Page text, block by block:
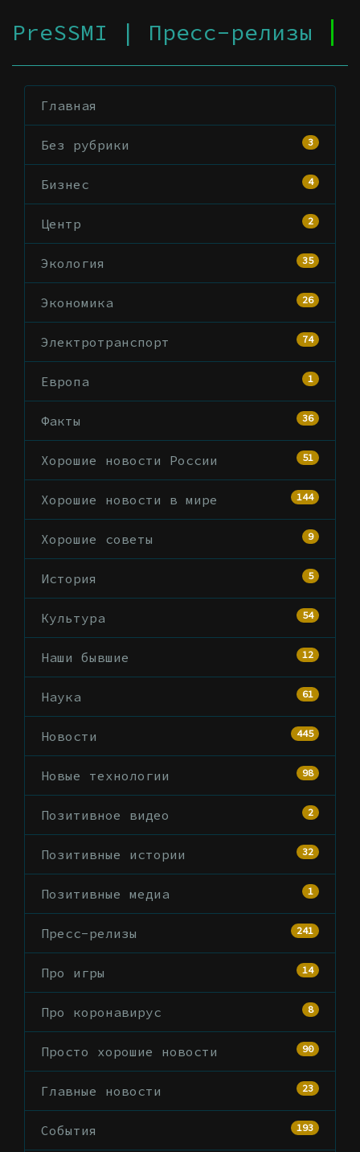
PreSSMI | Пресс-релизы
Главная
Без рубрики 3
Бизнес 4
Центр 2
Экология 35
Экономика 26
Электротранспорт 74
Европа 1
Факты 36
Хорошие новости России 51
Хорошие новости в мире 144
Хорошие советы 9
История 5
Культура 54
Наши бывшие 12
Наука 61
Новости 445
Новые технологии 98
Позитивное видео 2
Позитивные истории 32
Позитивные медиа 1
Пресс-релизы 241
Про игры 14
Про коронавирус 8
Просто хорошие новости 90
Главные новости 23
События 193